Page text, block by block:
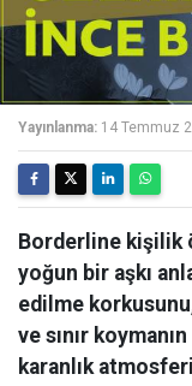
Yayınlanma: 14 Temmuz
Borderline kişilik
yoğun bir aşkı
edilme
ve sınır
karanlık